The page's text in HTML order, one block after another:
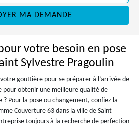
votre besoin en pose
Sylvestre Pragoulin
gouttière pour se préparer à l’arrivée de
pour obtenir une meilleure qualité de
Pour la pose ou changement, confiez la
Couverture 63 dans la ville de Saint
toujours à la recherche de perfection